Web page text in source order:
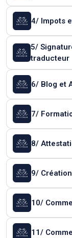
4/ Impots
5/
traducteur
6/ Blog
7/
8/
9/
10/
11/